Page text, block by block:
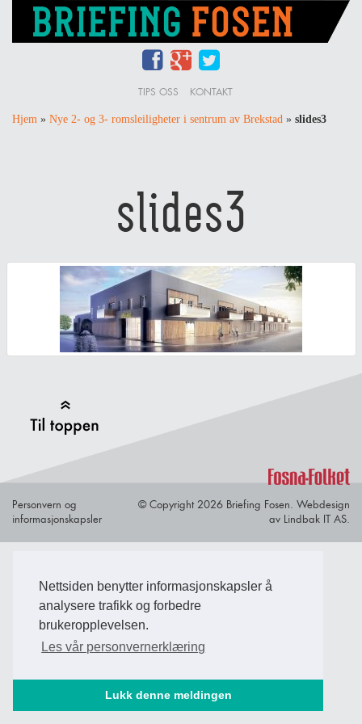
Nettsiden benytter informasjonskapsler å
analysere trafikk og forbedre
brukeropplevelsen.
Les vår personvernerklæring
Lukk denne meldingen
TIPS OSS KONTAKT
Hjem » Nye 2- og 3- romsleiligheter i sentrum av Brekstad » slides3
slides3
Personvern og
informasjonskapsler
© Copyright 2026 Briefing Fosen. Webdesign
av Lindbak IT AS.